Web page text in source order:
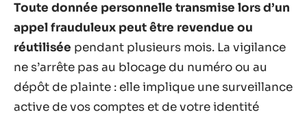
Toute donnée personnelle transmise lors d’un
appel frauduleux peut être revendue ou
réutilisée pendant plusieurs mois. La vigilance
ne s’arrête pas au blocage du numéro ou au
dépôt de plainte : elle implique une surveillance
active de vos comptes et de votre identité